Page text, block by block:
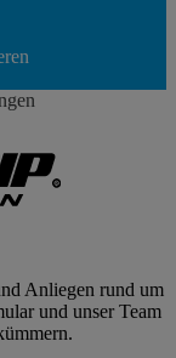
Anliegen rund um
und unser Team